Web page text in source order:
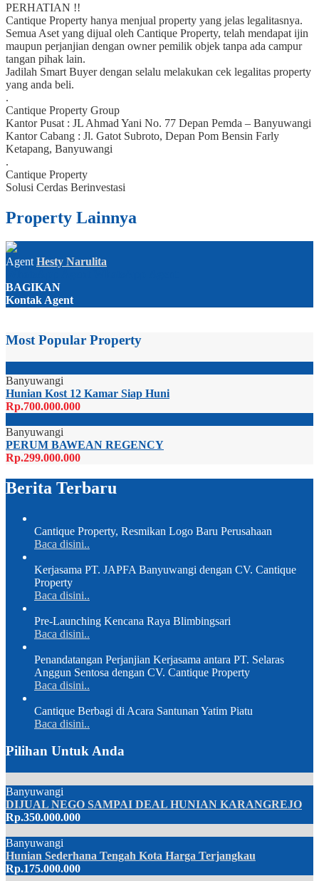
PERHATIAN !!
Cantique Property hanya menjual property yang jelas legalitasnya.
Semua Aset yang dijual oleh Cantique Property, telah mendapat ijin
maupun perjanjian dengan owner pemilik objek tanpa ada campur
tangan pihak lain.
Jadilah Smart Buyer dengan selalu melakukan cek legalitas property
yang anda beli.
.
Cantique Property Group
Kantor Pusat : JL Ahmad Yani No. 77 Depan Pemda – Banyuwangi
Kantor Cabang : Jl. Gatot Subroto, Depan Pom Bensin Farly
Ketapang, Banyuwangi
.
Cantique Property
Solusi Cerdas Berinvestasi
Property Lainnya
AgentHesty Narulita
BAGIKAN
Kontak Agent
Most Popular Property
Banyuwangi
Hunian Kost 12 Kamar Siap Huni
Rp.700.000.000
Banyuwangi
PERUM BAWEAN REGENCY
Rp.299.000.000
Berita Terbaru
Cantique Property, Resmikan Logo Baru Perusahaan
Baca disini..
Kerjasama PT. JAPFA Banyuwangi dengan CV. Cantique
Property
Baca disini..
Pre-Launching Kencana Raya Blimbingsari
Baca disini..
Penandatangan Perjanjian Kerjasama antara PT. Selaras
Anggun Sentosa dengan CV. Cantique Property
Baca disini..
Cantique Berbagi di Acara Santunan Yatim Piatu
Baca disini..
Pilihan Untuk Anda
Banyuwangi
DIJUAL NEGO SAMPAI DEAL HUNIAN KARANGREJO
Rp.350.000.000
Banyuwangi
Hunian Sederhana Tengah Kota Harga Terjangkau
Rp.175.000.000